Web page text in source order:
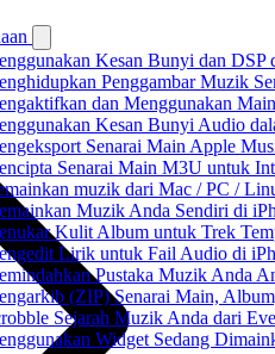
Kesan Bunyi dan DSP
Penggambar Muzik
dan Menggunakan
Kesan Bunyi Audio
Senarai Main Apple
Senarai Main M3U untuk
muzik dari Mac / PC /
Muzik Anda Sendiri di
Kulit Album untuk Trek
Lirik untuk Fail Audio di
Pustaka Muzik Anda
(ZIP) Senarai Main,
Sejarah Muzik Anda dari
Widget Sedang